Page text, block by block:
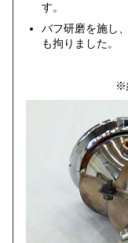
す。
バフ研磨を施し
も拘りました。
※